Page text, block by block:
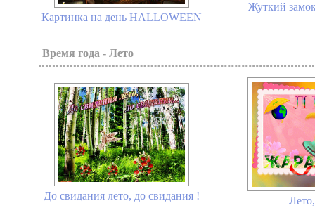
Картинка на день HALLOWEEN
Жуткий
Время года - Лето
До свидания лето, до свидания !